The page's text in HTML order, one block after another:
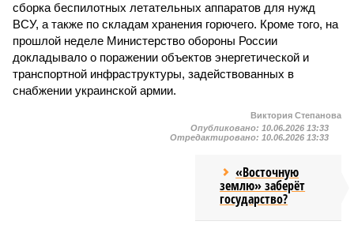
сборка беспилотных летательных аппаратов для нужд
ВСУ, а также по складам хранения горючего. Кроме того, на
прошлой неделе Министерство обороны России
докладывало о поражении объектов энергетической и
транспортной инфраструктуры, задействованных в
снабжении украинской армии.
Виктория Степанова
Опубликовано: 10.06.2026 13:33
Отредактировано: 10.06.2026 13:33
«Восточную
землю» заберёт
государство?